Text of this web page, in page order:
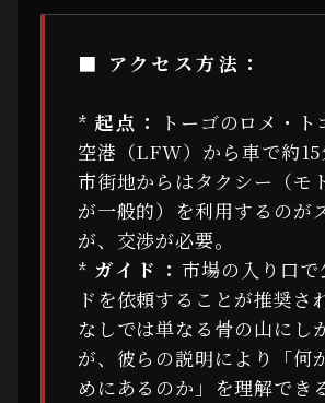
■ アクセス方法：
* 起点：
トーゴのロメ・ト
空港（LFW）から車で約15
市街地からはタクシー（モ
が一般的）を利用するのが
が、交渉が必要。
* ガイド：市場の入り口で
ドを依頼することが推奨さ
なしでは単なる骨の山にし
が、彼らの説明により「何
めにあるのか」を理解できる